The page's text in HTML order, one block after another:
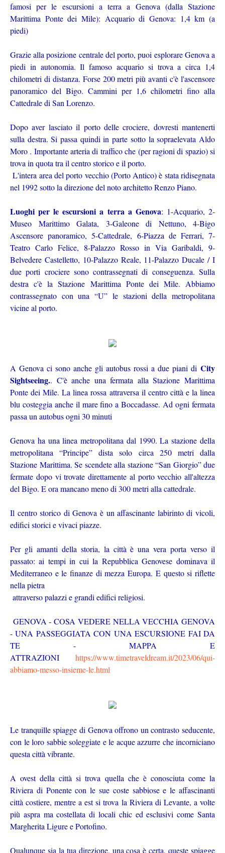
famosi per le escursioni a terra a Genova (dalla Stazione
Marittima Ponte dei Mile): Acquario di Genova: 1,4 km (a
piedi)
Grazie alla posizione centrale del porto, puoi esplorare Genova a
piedi in autonomia. Il famoso acquario si trova a circa 1,4
chilometri di distanza. Forse 200 metri più avanti c'è l'ascensore
panoramico del Bigo. Cammini per 1,6 chilometri fino alla
Cattedrale di San Lorenzo.
Dopo aver lasciato il porto delle crociere, dovresti mantenerti
sulla destra. Si passa quindi in parte sotto la sopraelevata Aldo
Moro . Importante arteria di traffico che (per ragioni di spazio) si
trova in quota tra il centro storico e il porto.
L'intera area del porto vecchio (Porto Antico) è stata ridisegnata
nel 1992 sotto la direzione del noto architetto Renzo Piano.
Luoghi per le escursioni a terra a Genova: 1-Acquario, 2-
Museo Marittimo Galata, 3-Galeone di Nettuno, 4-Bigo
Ascensore panoramico, 5-Cattedrale, 6-Piazza de Ferrari, 7-
Teatro Carlo Felice, 8-Palazzo Rosso in Via Garibaldi, 9-
Belvedere Castelletto, 10-Palazzo Reale, 11-Palazzo Ducale / I
due porti crociere sono contrassegnati di conseguenza. Sulla
destra c'è la Stazione Marittima Ponte dei Mile. Abbiamo
contrassegnato con una “U” le stazioni della metropolitana
vicine al porto.
A Genova ci sono anche gli autobus rossi a due piani di City
Sightseeing.. C'è anche una fermata alla Stazione Marittima
Ponte dei Mile. La linea rossa attraversa il centro città e la linea
blu costeggia anche il mare fino a Boccadasse. Ad ogni fermata
passa un autobus ogni 30 minuti
Genova ha una linea metropolitana dal 1990. La stazione della
metropolitana “Principe” dista solo circa 250 metri dalla
Stazione Marittima. Se scendete alla stazione “San Giorgio” due
fermate dopo vi trovate direttamente al porto vecchio all'altezza
del Bigo. E ora mancano meno di 300 metri alla cattedrale.
Il centro storico di Genova è un affascinante labirinto di vicoli,
edifici storici e vivaci piazze.
Per gli amanti della storia, la città è una vera porta verso il
passato: ai tempi in cui la Repubblica Genovese dominava il
Mediterraneo e le finanze di mezza Europa. E questo si riflette
nella pietra
attraverso palazzi e grandi edifici religiosi.
GENOVA - COSA VEDERE NELLA VECCHIA GENOVA
- UNA PASSEGGIATA CON UNA ESCURSIONE FAI DA
TE - MAPPA E
ATTRAZIONI https://www.timetraveldream.it/2023/06/qui-
abbiamo-messo-insieme-le.html
Le tranquille spiagge di Genova offrono un contrasto seducente,
con le loro sabbie soleggiate e le acque azzurre che incorniciano
questa città vibrante.
A ovest della città si trova quella che è conosciuta come la
Riviera di Ponente con le sue coste sabbiose e le affascinanti
città costiere, mentre a est si trova la Riviera di Levante, a volte
più aspra ma costellata di locali chic ed esclusivi come Santa
Margherita Ligure e Portofino.
Qualunque sia la tua direzione, una cosa è certa, queste spiagge